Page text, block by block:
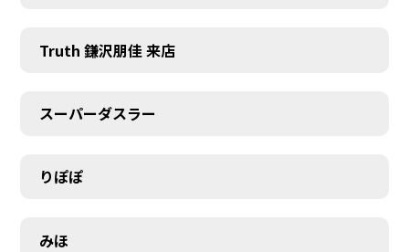
Truth 鎌沢朋佳 来店
スーパーダスラー
りぽぽ
みほ